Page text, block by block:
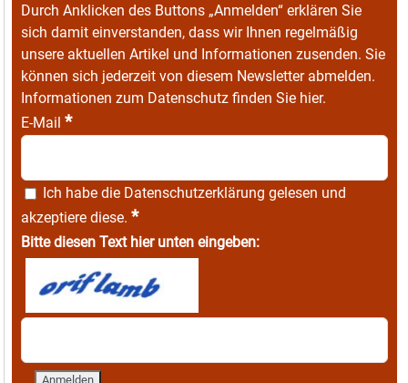
Durch Anklicken des Buttons „Anmelden“ erklären Sie
sich damit einverstanden, dass wir Ihnen regelmäßig
unsere aktuellen Artikel und Informationen zusenden. Sie
können sich jederzeit von diesem Newsletter abmelden.
Informationen zum Datenschutz finden Sie hier.
E-Mail *
Ich habe die Datenschutzerklärung gelesen und
akzeptiere diese. *
Bitte diesen Text hier unten eingeben: